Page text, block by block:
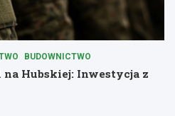
BUDOWNICTWO
na Hubskiej: Inwestycja z